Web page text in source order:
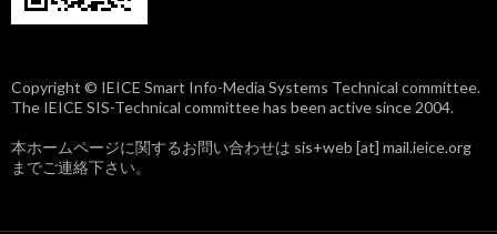
Copyright © IEICE Smart Info-Media Systems Technical committee.
The IEICE SIS-Technical committee has been active since 2004.
本ホームページに関するお問い合わせは sis+web [at] mail.ieice.org
までご連絡下さい。